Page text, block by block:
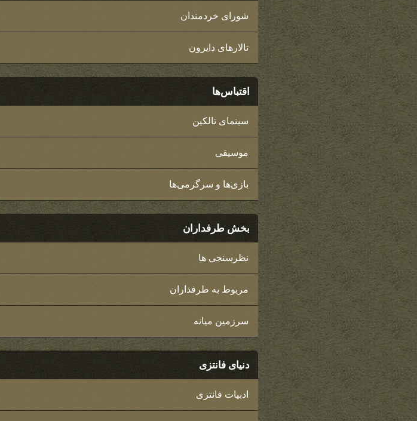
شورای خردمندان
تالارهای دایرون
اقتباس‌ها
سینمای تالکین
موسیقی
بازی‌ها و سرگرمی‌ها
بخش طرفداران
نظرسنجی ها
مربوط به طرفداران
سرزمین میانه
دنیای فانتزی
ادبیات فانتزی